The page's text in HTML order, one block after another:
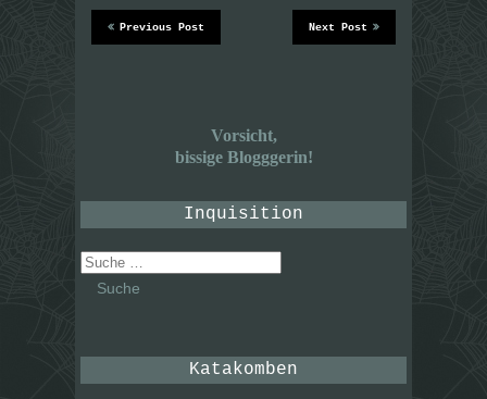
Next Post
Previous Post
Vorsicht,
bissige Blogggerin!
Inquisition
Suche
nach:
Katakomben